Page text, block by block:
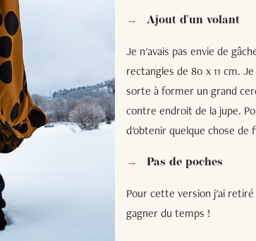
Ajout d'un volant
Je n'avais pas envie de
rectangles de 80 x 11 cm.
sorte à former un grand
contre endroit de la jupe.
d'obtenir quelque chose de
Pas de poches
Pour cette version j'ai
gagner du temps !